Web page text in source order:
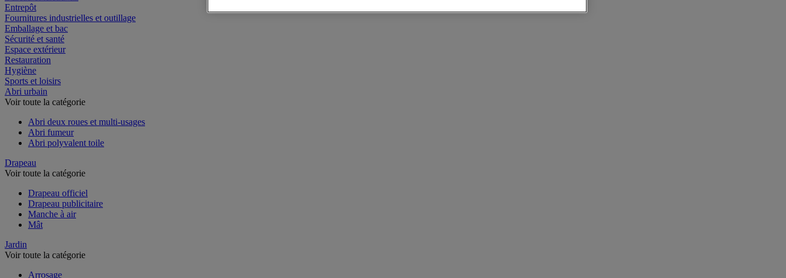
Bureau et télétravail
Entrepôt
Fournitures industrielles et outillage
Emballage et bac
Sécurité et santé
Espace extérieur
Restauration
Hygiène
Sports et loisirs
Abri urbain
Abri deux roues et multi-usages
Abri fumeur
Drapeau
Drapeau officiel
Drapeau publicitaire
Manche à air
Jardin